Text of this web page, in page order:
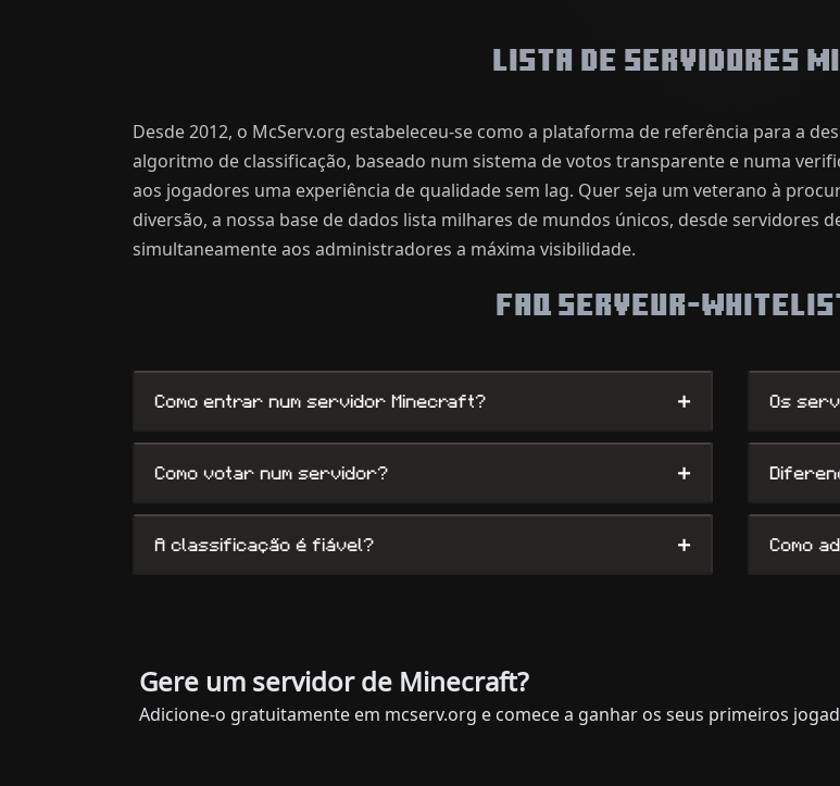
Lista de Servidores
Desde 2012, o McServ.org estabeleceu-se como a plataforma de referência para a
algoritmo de classificação, baseado num sistema de votos transparente e numa
aos jogadores uma experiência de qualidade sem lag. Quer seja um veterano à
diversão, a nossa base de dados lista milhares de mundos únicos, desde servidores
simultaneamente aos administradores a máxima visibilidade.
FAQ SERVEUR-
Como entrar num servidor Minecraft? + Os
Como votar num servidor? +
A classificação é fiável? + Como
Gere um servidor de Minecraft?
Adicione-o gratuitamente em mcserv.org e comece a ganhar os seus primeiros